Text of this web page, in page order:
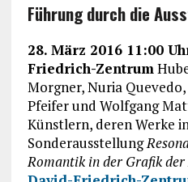
Führung durch die
28. März 2016 11:00
Friedrich-Zentrum
Morgner, Nuria Quevedo,
Pfeifer und Wolfgang
Künstlern, deren Werke
Sonderausstellung
Romantik in der Grafik der